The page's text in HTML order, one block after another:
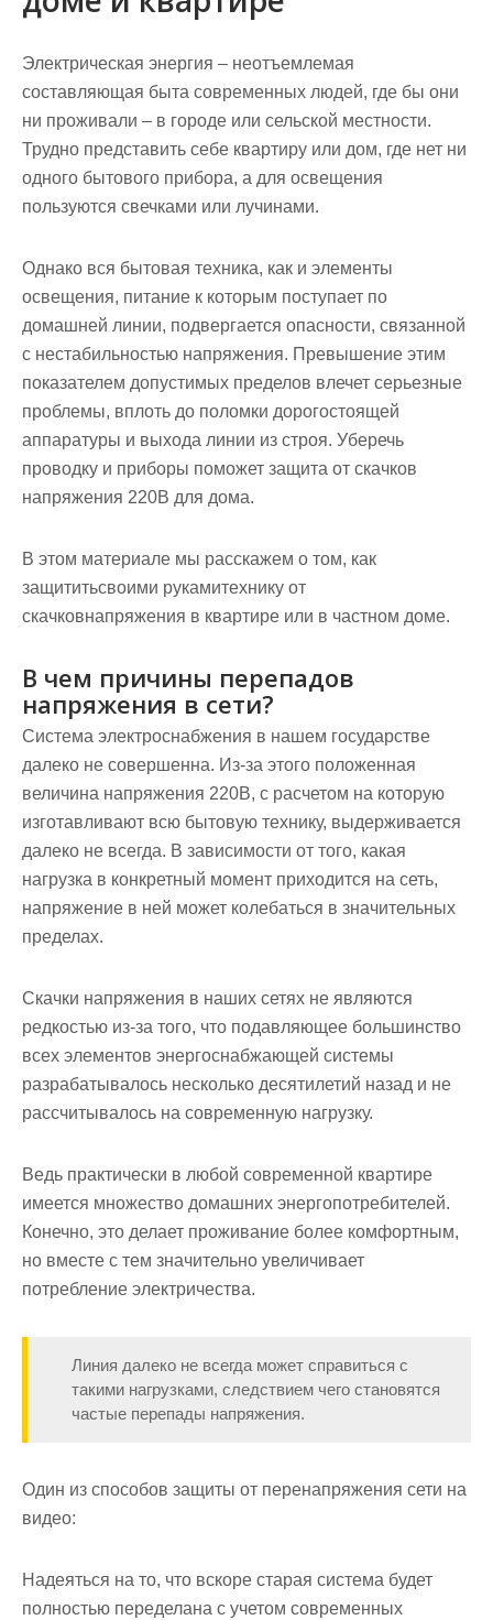
Электрическая энергия – неотъемлемая
составляющая быта современных людей, где бы они
ни проживали – в городе или сельской местности.
Трудно представить себе квартиру или дом, где нет ни
одного бытового прибора, а для освещения
пользуются свечками или лучинами.
Однако вся бытовая техника, как и элементы
освещения, питание к которым поступает по
домашней линии, подвергается опасности, связанной
с нестабильностью напряжения. Превышение этим
показателем допустимых пределов влечет серьезные
проблемы, вплоть до поломки дорогостоящей
аппаратуры и выхода линии из строя. Уберечь
проводку и приборы поможет защита от скачков
напряжения 220В для дома.
В этом материале мы расскажем о том, как
защититьсвоими рукамитехнику от
скачковнапряжения в квартире или в частном доме.
В чем причины перепадов
напряжения в сети?
Система электроснабжения в нашем государстве
далеко не совершенна. Из-за этого положенная
величина напряжения 220В, с расчетом на которую
изготавливают всю бытовую технику, выдерживается
далеко не всегда. В зависимости от того, какая
нагрузка в конкретный момент приходится на сеть,
напряжение в ней может колебаться в значительных
пределах.
Скачки напряжения в наших сетях не являются
редкостью из-за того, что подавляющее большинство
всех элементов энергоснабжающей системы
разрабатывалось несколько десятилетий назад и не
рассчитывалось на современную нагрузку.
Ведь практически в любой современной квартире
имеется множество домашних энергопотребителей.
Конечно, это делает проживание более комфортным,
но вместе с тем значительно увеличивает
потребление электричества.
Линия далеко не всегда может справиться с
такими нагрузками, следствием чего становятся
частые перепады напряжения.
Один из способов защиты от перенапряжения сети на
видео:
Надеяться на то, что вскоре старая система будет
полностью переделана с учетом современных